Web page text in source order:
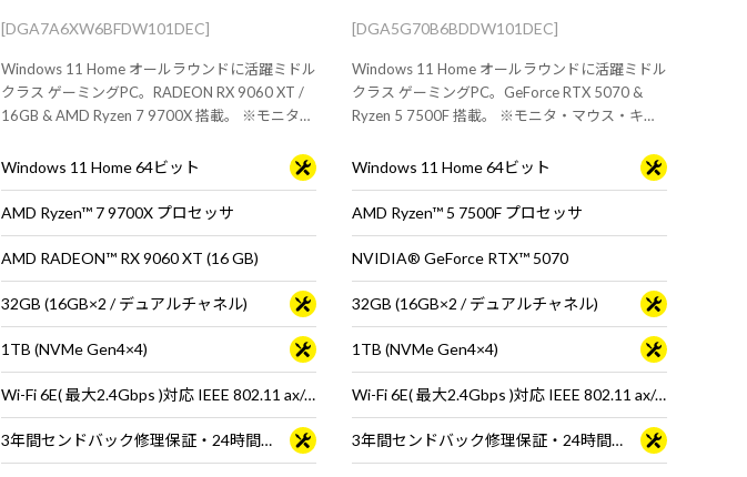
[DGA7A6XW6BFDW101DEC]
Windows 11 Home オールラウンドに活躍ミドル
クラス ゲーミングPC。RADEON RX 9060 XT /
16GB & AMD Ryzen 7 9700X 搭載。 ※モニタ・
Windows 11 Home 64ビット
AMD Ryzen™ 7 9700X プロセッサ
AMD RADEON™ RX 9060 XT (16 GB)
32GB (16GB×2 / デュアルチャネル)
1TB (NVMe Gen4×4)
Wi-Fi 6E( 最大2.4Gbps )対応 IEEE 802.11 ax/ac/a/b/g/n準拠 ＋ Bluetooth 5内蔵
3年間センドバック修理保証・24時間×365日電話サポート
[DGA5G70B6BDDW101DEC]
Windows 11 Home オールラウンドに活躍ミドル
クラス ゲーミングPC。GeForce RTX 5070 &
Ryzen 5 7500F 搭載。 ※モニタ・マウス・キー
Windows 11 Home 64ビット
AMD Ryzen™ 5 7500F プロセッサ
NVIDIA® GeForce RTX™ 5070
32GB (16GB×2 / デュアルチャネル)
1TB (NVMe Gen4×4)
Wi-Fi 6E( 最大2.4Gbps )対応 IEEE 802.11 ax/ac/a/b/g/n準拠 ＋ Bluetooth 5内蔵
3年間センドバック修理保証・24時間×365日電話サポート